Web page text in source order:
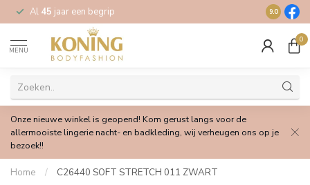
Al 45 jaar een begrip Gratis
9.0
MENU
0
Onze nieuwe winkel is geopend! Kom gerust langs voor de
allermooiste lingerie nacht- en badkleding, wij verheugen ons op je
bezoek!!
Home / C26440 SOFT STRETCH 011 ZWART